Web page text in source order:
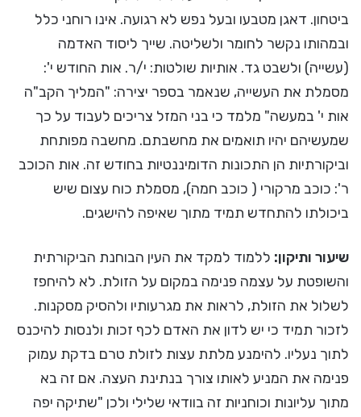
ביטחון. דאגן מטבעו ובעל נפש לא רגועה. אינו רוחני כלל
ובמהותו נקשר לחומר ולשליטה. שייך ליסוד האדמה
(עשייה) ולשבט גד. אותיות שולטות: י/ר. אות החודש י':
מסמלת את העשייה, שנאמר בספר יצירה: "המליך הקב"ה
אות י' במעשה" מלמד כי בני המזל צריכים לעבוד על כך
שמעשיהם יהיו תואמים את מחשבתם. מחשבה מפותחת
וביקורתיות הן התכונות הדומיננטיות בחודש זה. אות הכוכב
ר': כוכב מרקורי ( כוכב חמה), מסמלת כוח עצום שיש
ביכולתו להתחדש תמיד מתוך שאיפה להישגים.
שיעור ותיקון: ללמוד למקד את העין הבוחנת הביקורתית
והשופטת על עצמה פנימה במקום על הזולת. לא להיחפז
לשלול את הזולת, לראות את מגרעותיו ולהסיק מסקנות.
לזכור תמיד כי יש לדון את האדם לכף זכות ולנסות להיכנס
לתוך נעליו. להימנע מלתת עצות לזולת טרם בדקת עמוק
פנימה את המניע לאותו צורך בנתינת העצה. אם זה בא
מתוך עליונות וכוחניות זה בוודאי שלילי ולכן "שתיקה יפה